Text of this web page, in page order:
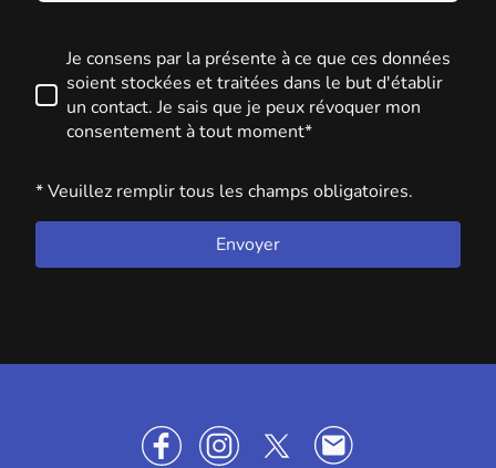
Je consens par la présente à ce que ces données
soient stockées et traitées dans le but d'établir
un contact. Je sais que je peux révoquer mon
consentement à tout moment*
* Veuillez remplir tous les champs obligatoires.
Envoyer